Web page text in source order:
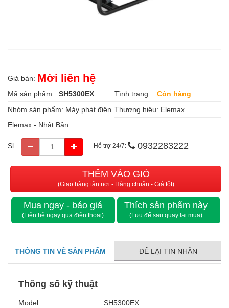
Giá bán: Mời liên hệ
Mã sản phẩm: SH5300EX Tình trạng :
Còn hàng
Nhóm sản phẩm: Máy phát điện
Elemax - Nhật Bản
Thương hiệu: Elemax
Sl: Hỗ trợ 24/7: 0932283222
THÊM VÀO GIỎ
(Giao hàng tận nơi - Hàng chuẩn - Giá tốt)
Mua ngay - báo giá
(Liên hệ ngay qua điện thoại)
Thích sản phẩm này
(Lưu để sau quay lại mua)
THÔNG TIN VỀ SẢN PHẨM ĐỂ LẠI TIN NHẮN
Thông số kỹ thuật
Model : SH5300EX